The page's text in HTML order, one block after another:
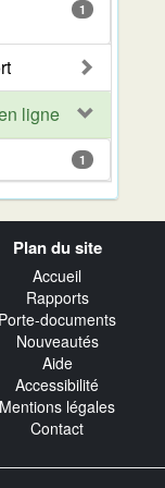
1
ligne
1
Plan du site
Accueil
Rapports
Porte-documents
Nouveautés
Aide
Accessibilité
Mentions légales
Contact